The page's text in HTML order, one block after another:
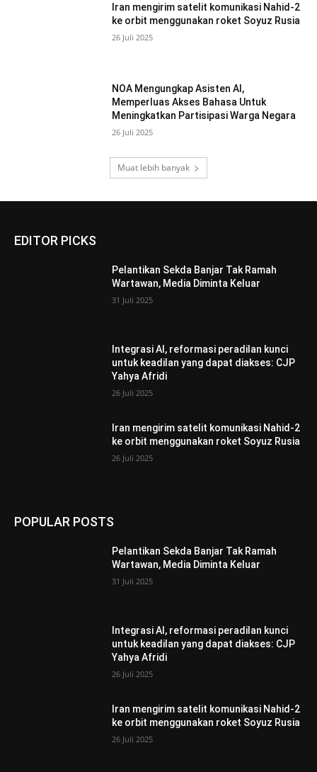
Iran mengirim satelit komunikasi Nahid-2
ke orbit menggunakan roket Soyuz Rusia
26 Juli 2025
NOA Mengungkap Asisten AI,
Memperluas Akses Bahasa Untuk
Meningkatkan Partisipasi Warga Negara
26 Juli 2025
Muat lebih banyak
EDITOR PICKS
Pelantikan Sekda Banjar Tak Ramah
Wartawan, Media Diminta Keluar
31 Juli 2025
Integrasi AI, reformasi peradilan kunci
untuk keadilan yang dapat diakses: CJP
Yahya Afridi
26 Juli 2025
Iran mengirim satelit komunikasi Nahid-2
ke orbit menggunakan roket Soyuz Rusia
26 Juli 2025
POPULAR POSTS
Pelantikan Sekda Banjar Tak Ramah
Wartawan, Media Diminta Keluar
31 Juli 2025
Integrasi AI, reformasi peradilan kunci
untuk keadilan yang dapat diakses: CJP
Yahya Afridi
26 Juli 2025
Iran mengirim satelit komunikasi Nahid-2
ke orbit menggunakan roket Soyuz Rusia
26 Juli 2025